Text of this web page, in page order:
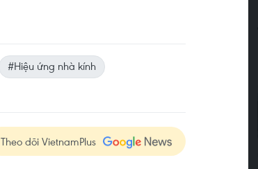
#Hiệu ứng nhà kính
Theo dõi VietnamPlus